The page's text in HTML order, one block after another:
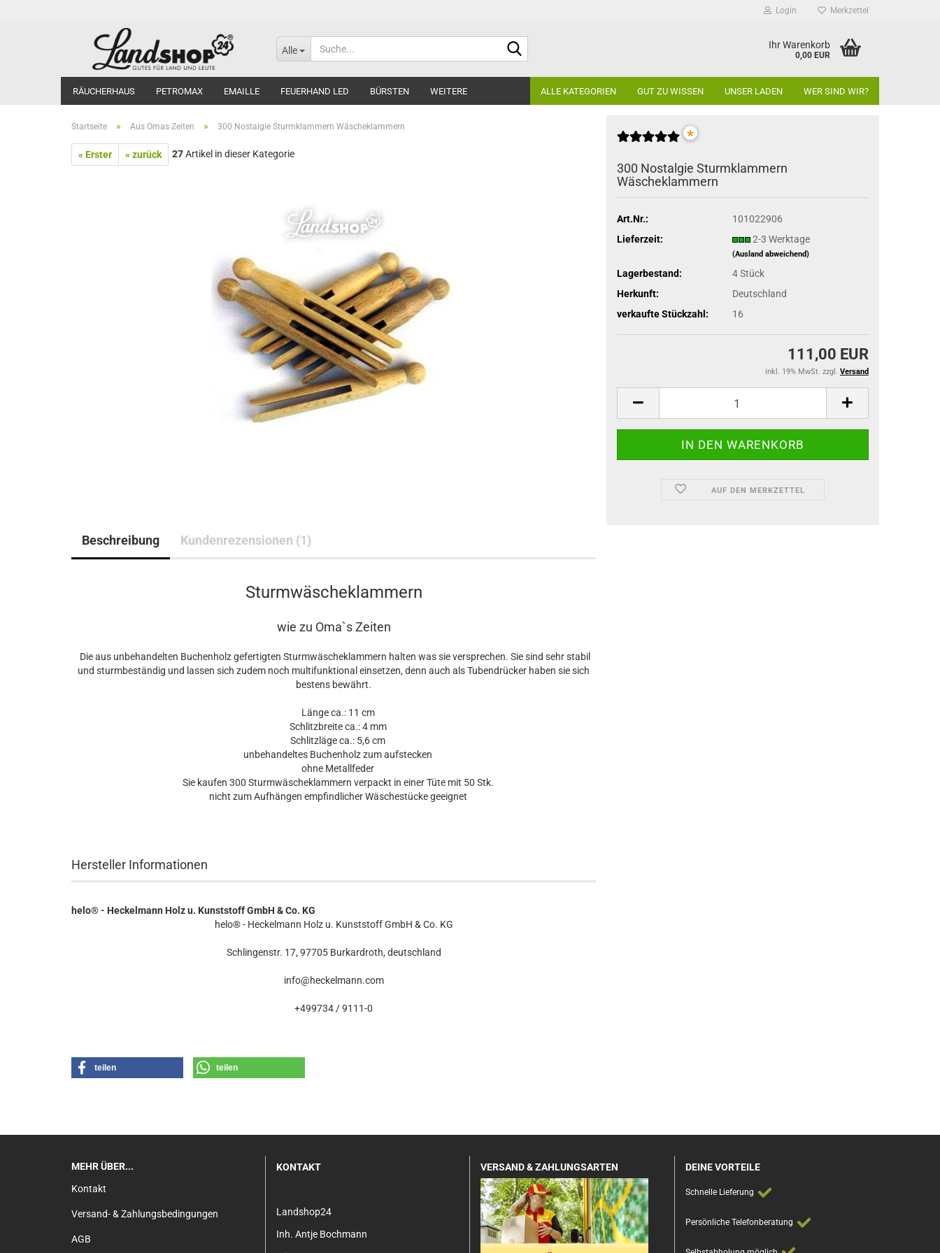
Login Merkzettel
Alle Ihr Warenkorb
0,00 EUR
RÄUCHERHAUS PETROMAX EMAILLE FEUERHAND LED BÜRSTEN ALLE KATEGORIEN GUT ZU WISSEN UNSER LADEN WER SIND WIR?
WEITERE
Startseite » Aus Omas Zeiten » 300 Nostalgie Sturmklammern Wäscheklammern
« Erster « zurück 27Artikel in dieser Kategorie
*
300 Nostalgie Sturmklammern
Wäscheklammern
Art.Nr.:
101022906
Lieferzeit:
2-3 Werktage
(Ausland abweichend)
Lagerbestand: 4Stück
Herkunft:
Deutschland
verkaufte Stückzahl:
16
111,00 EUR
inkl. 19% MwSt. zzgl. Versand
AUF DEN MERKZETTEL
Beschreibung Kundenrezensionen (1)
Sturmwäscheklammern
wie zu Oma`s Zeiten
Die aus unbehandelten Buchenholz gefertigten Sturmwäscheklammern halten was sie versprechen. Sie sind sehr stabil
und sturmbeständig und lassen sich zudem noch multifunktional einsetzen, denn auch als Tubendrücker haben sie sich
bestens bewährt.
Länge ca.: 11 cm
Schlitzbreite ca.: 4 mm
Schlitzläge ca.: 5,6 cm
unbehandeltes Buchenholz zum aufstecken
ohne Metallfeder
Sie kaufen 300 Sturmwäscheklammern verpackt in einer Tüte mit 50 Stk.
nicht zum Aufhängen empfindlicher Wäschestücke geeignet
Hersteller Informationen
helo® - Heckelmann Holz u. Kunststoff GmbH & Co. KG
helo® - Heckelmann Holz u. Kunststoff GmbH & Co. KG
Schlingenstr. 17, 97705 Burkardroth, deutschland
info@heckelmann.com
+499734 / 9111-0
teilen teilen
MEHR ÜBER...
Kontakt
Versand- & Zahlungsbedingungen
AGB
KONTAKT
Landshop24
Inh. Antje Bochmann
VERSAND & ZAHLUNGSARTEN DEINE VORTEILE
Schnelle Lieferung
Persönliche Telefonberatung